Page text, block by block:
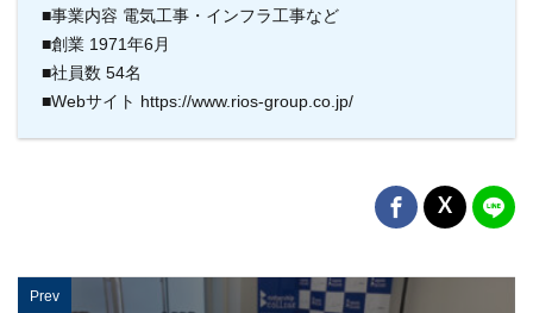
■事業内容 電気工事・インフラ工事など
■創業 1971年6月
■社員数 54名
■Webサイト https://www.rios-group.co.jp/
Prev